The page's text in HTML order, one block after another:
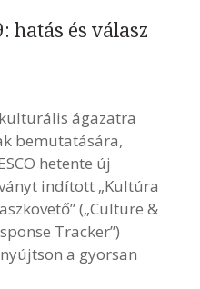
hatás és válasz
ágazatra
bemutatására,
hetente új
indított „Kultúra
(„Culture &
Tracker”)
a gyorsan